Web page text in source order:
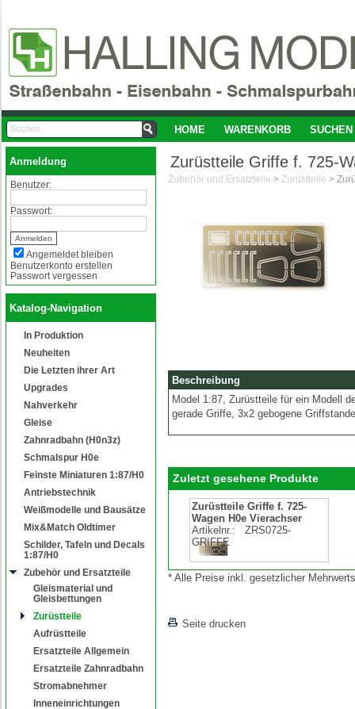
HOME WARENKORB SUCHEN
Anmeldung
Benutzer:
Passwort:
Angemeldet bleiben
Benutzerkonto erstellen
Passwort vergessen
Katalog-Navigation
In Produktion
Neuheiten
Die Letzten ihrer Art
Upgrades
Nahverkehr
Gleise
Zahnradbahn (H0n3z)
Schmalspur H0e
Feinste Miniaturen 1:87/H0
Antriebstechnik
Weißmodelle und Bausätze
Mix&Match Oldtimer
Schilder, Tafeln und Decals
1:87/H0
Zubehör und Ersatzteile
Gleismaterial und
Gleisbettungen
Zurüstteile
Aufrüstteile
Ersatzteile Allgemein
Ersatzteile Zahnradbahn
Stromabnehmer
Inneneinrichtungen
Zurüstteile Griffe f. 725-
Zubehör und Ersatzteile > Zurüstteile >
Beschreibung
Model 1:87, Zurüstteile für ein Modell
gerade Griffe, 3x2 gebogene
Zuletzt gesehene Produkte
Zurüstteile Griffe f. 725-
Wagen H0e Vierachser
Artikelnr.:
ZRS0725-
GRIFFE
* Alle Preise inkl. gesetzlicher
Seite drucken